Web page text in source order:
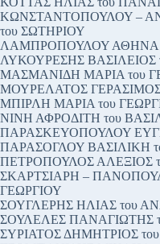
ΚΩΝΣΤΑΝΤΟΠΟΥΛΟΥ –
του ΣΩΤΗΡΙΟΥ
ΛΑΜΠΡΟΠΟΥΛΟΥ ΑΘΗΝΑ
ΛΥΚΟΥΡΕΣΗΣ
ΜΑΣΜΑΝΙΔΗ ΜΑΡΙΑ του
ΜΟΥΡΕΛΑΤΟΣ
ΜΠΙΡΛΗ ΜΑΡΙΑ του
ΝΙΝΗ ΑΦΡΟΔΙΤΗ του
ΠΑΡΑΣΚΕΥΟΠΟΥΛΟΥ
ΠΑΡΑΣΟΓΛΟΥ ΒΑΣΙΛΙΚΗ
ΠΕΤΡΟΠΟΥΛΟΣ ΑΛΕΞΙΟΣ
ΣΚΑΡΤΣΙΑΡΗ –
ΓΕΩΡΓΙΟΥ
ΣΟΥΓΛΕΡΗΣ ΗΛΙΑΣ του
ΣΟΥΛΕΛΕΣ ΠΑΝΑΓΙΩΤΗΣ
ΣΥΡΙΑΤΟΣ ΔΗΜΗΤΡΙΟΣ